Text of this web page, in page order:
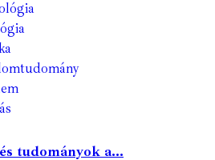
tudományok a...